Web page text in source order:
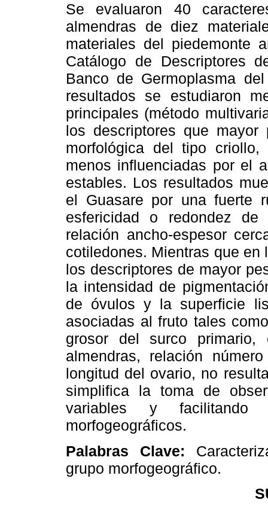
Se evaluaron 40
almendras de diez
materiales del piedemonte
Catálogo de Descriptores
Banco de Germoplasma
resultados se estudiaron
principales (método
los descriptores que mayor
morfológica del tipo criollo,
menos influenciadas por el
estables. Los resultados
el Guasare por una fuerte
esfericidad o redondez
relación ancho-espesor
cotiledones. Mientras que
los descriptores de mayor
la intensidad de
de óvulos y la superficie
asociadas al fruto tales
grosor del surco primario,
almendras, relación
longitud del ovario, no
simplifica la toma de
variables y facilitando
morfogeográficos.
Palabras Clave:
grupo morfogeográfico.